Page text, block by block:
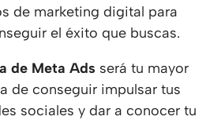
de marketing digital para
el éxito que buscas.
de Meta Ads será tu mayor
de conseguir impulsar tus
sociales y dar a conocer tu